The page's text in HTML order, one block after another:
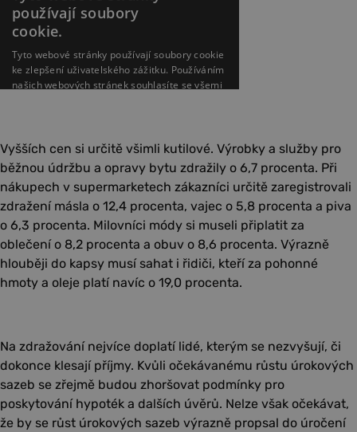
Vyšších cen si určitě všimli kutilové. Výrobky a služby pro
běžnou údržbu a opravy bytu zdražily o 6,7 procenta. Při
nákupech v supermarketech zákazníci určitě zaregistrovali
zdražení másla o 12,4 procenta, vajec o 5,8 procenta a piva
o 6,3 procenta. Milovníci módy si museli připlatit za
oblečení o 8,2 procenta a obuv o 8,6 procenta. Výrazně
hlouběji do kapsy musí sahat i řidiči, kteří za pohonné
hmoty a oleje platí navíc o 19,0 procenta.
Na zdražování nejvíce doplatí lidé, kterým se nezvyšují, či
dokonce klesají příjmy. Kvůli očekávanému růstu úrokových
sazeb se zřejmě budou zhoršovat podmínky pro
poskytování hypoték a dalších úvěrů. Nelze však očekávat,
že by se růst úrokových sazeb výrazně propsal do úročení